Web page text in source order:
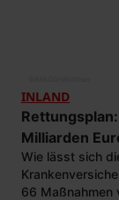
INLAND
Milliarden
Wie lässt sich
66 Maßnahmen